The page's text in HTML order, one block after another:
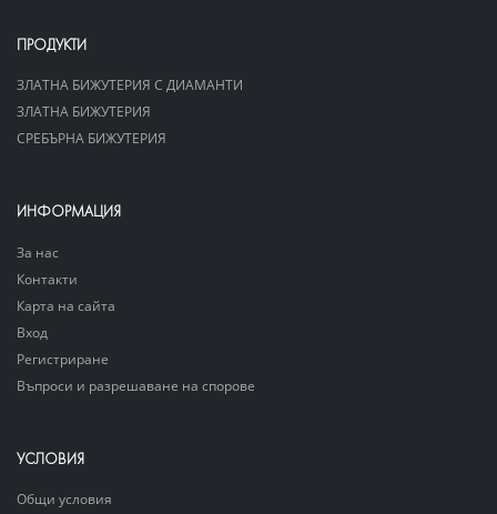
ПРОДУКТИ
ЗЛАТНА БИЖУТЕРИЯ С ДИАМАНТИ
ЗЛАТНА БИЖУТЕРИЯ
СРЕБЪРНА БИЖУТЕРИЯ
ИНФОРМАЦИЯ
За нас
Контакти
Карта на сайта
Вход
Регистриране
Въпроси и разрешаване на спорове
УСЛОВИЯ
Общи условия